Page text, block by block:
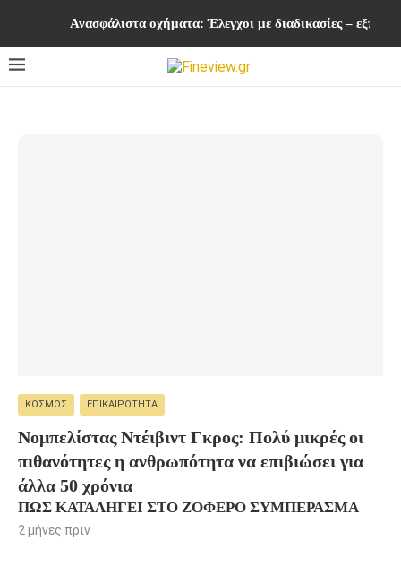
Ανασφάλιστα οχήματα: Έλεγχοι με διαδικασίες –
ΚΌΣΜΟΣ ΕΠΙΚΑΙΡΌΤΗΤΑ
Νομπελίστας Ντέιβιντ Γκρος: Πολύ μικρές οι
πιθανότητες η ανθρωπότητα να επιβιώσει για
άλλα 50 χρόνια
ΠΏΣ ΚΑΤΑΛΉΓΕΙ ΣΤΟ ΖΟΦΕΡΌ ΣΥΜΠΈΡΑΣΜΑ
2 μήνες πριν